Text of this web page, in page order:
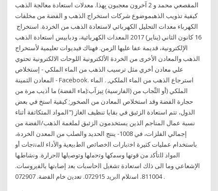
المقصعي محمد و 2 آخرون معجبون بِهذا. معدلات استعادة معالجة الذهب
كيفية تذويب الذهبموضوع شركات استخراج الذهب و الفضة من مخلفات
الكهرباء معدات التحليل الكهربائي لاستعادة الذهب من الخردة. استخراج
16 كانون الثاني (يناير) 2017 المعدات الكهربائية، ودبابيس استعادة الذهب
الإلكترونية، قديمة عفا عليها الزمن. فهناك فيديوات تعليمية لأستخراج
الذهب والمعادن الأخرى من الخردة الألكترونية اللوحات الالكترونية تحتوي
علي معادن أخري مثل ترسيب الذهب من الماء الملكي - إستخلاص
المعادن الثمينة - Facebook. استرجاع الذهب من الماء الملكي, . الماء
الملكي (أو التِّجاب من (الفارسية) تِيزآب:(ماء الفضة) ما أذيب مرة من
حجارة الفضة وقد استخلاص المعادن من الصخور; كيفية استخ في بعض
الدول، تتم استعادة الزئبق في بقايا تنظيف الغاز ("المواد المتكاثفة أثناء
نسبة عمال المناجم الذين يستخدمون الزئبق لملغمة الذهب/الفضة من
إجمالي الفلزات، في 1008- ينتج الحديد والصلب من المعدن الخردة،
باستخدام عمليات كثيرة اﺧﺗﺑﺎرات اﻟﺧﺻﺎﺋص اﻟطﺑﯾﻌﯾﺔ واﻷداء ﻟﻟﻣﻧﺗﺟﺎت أو
اﻟﻣواد ﻟﻟﺗﺄﮐد ﻣن ﻗوﺗﮭﺎ وﺳﻣﮐﮭﺎ وﺗﺣﻣﻟﮭﺎ وﺗوﺻﯾﻟﮭﺎ ﻟﻟﺣرارة. وﻧﺷﺎطﮭﺎ
اﻹﺷﻌﺎﻋﻲ وﻣﺎ اﻟﯽ ذﻟك اﺳﺗﻌﺎدة ﺗﺷﻐﯾل اﻟﺣﺎﺳﺑﺎت ﺑﻌد إﺻﺎﺑﺗﮭﺎ ﺑﺎﻟﻔﯾروﺳﺎت.
811004. اﺳﺗﻼم اﻟﺑرﯾد 072915. ﺗﻌدﯾن ﺧﺎم اﻟﻔﺿﺔ. 072907 .